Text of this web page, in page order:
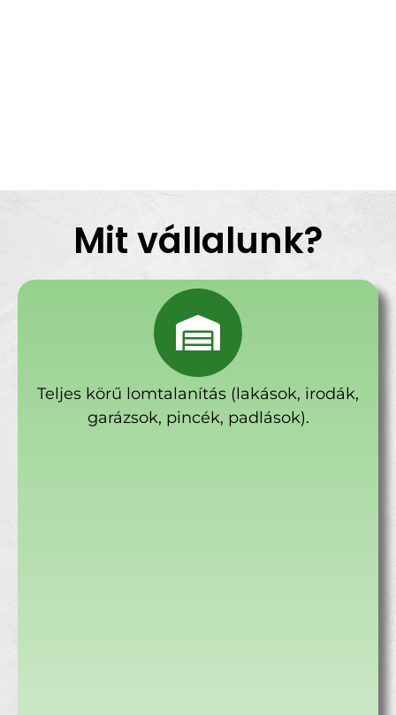
Mit vállalunk?
Teljes körű lomtalanítás (lakások, irodák,
garázsok, pincék, padlások).